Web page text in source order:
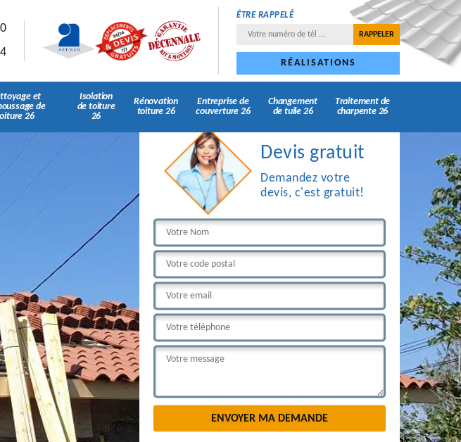
ÊTRE RAPPELÉ
RÉALISATIONS
et
de
26
Isolation
de toiture
26
Rénovation
toiture 26
Entreprise de
couverture 26
Changement
de tuile 26
Traitement de
charpente 26
Devis gratuit
Demandez votre
devis, c'est gratuit!